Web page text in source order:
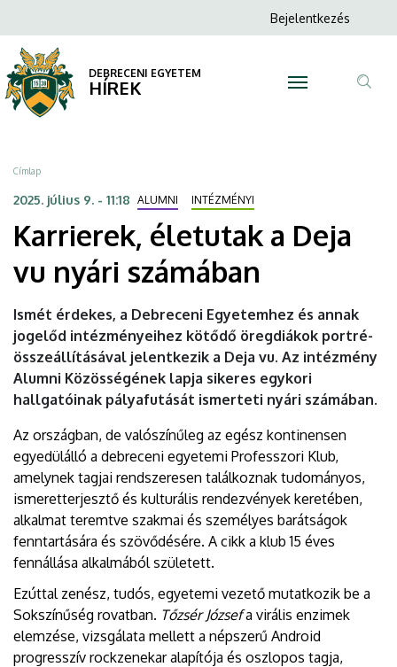
életutak
a
Deja
vu
nyári
számában
DEBRECENI
EGYETEM
a
tartalomra
Anonim
menüje
Bejelentkezés
DEBRECENI EGYETEM
HÍREK
Morzsa
Címlap
2025. július 9. - 11:18 ALUMNI INTÉZMÉNYI
Karrierek, életutak a Deja
vu nyári számában
Ismét érdekes, a Debreceni Egyetemhez és annak
jogelőd intézményeihez kötődő öregdiákok portré-
összeállításával jelentkezik a Deja vu. Az intézmény
Alumni Közösségének lapja sikeres egykori
hallgatóinak pályafutását ismerteti nyári számában.
Az országban, de valószínűleg az egész kontinensen
egyedülálló a debreceni egyetemi Professzori Klub,
amelynek tagjai rendszeresen találkoznak tudományos,
ismeretterjesztő és kulturális rendezvények keretében,
alkalmat teremtve szakmai és személyes barátságok
fenntartására és szövődésére. A cikk a klub 15 éves
fennállása alkalmából született.
Ezúttal zenész, tudós, egyetemi vezető mutatkozik be a
Sokszínűség rovatban. Tőzsér Józsefa virális enzimek
elemzése, vizsgálata mellett a népszerű Android
progresszív rockzenekar alapítója és oszlopos tagja,